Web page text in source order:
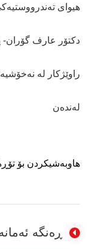
ھیوای
دكتۆر عارف گۆران-
راوێژكار له‌
له‌نده‌ن
هاوبەشیکردن بۆ
ڕەنگە